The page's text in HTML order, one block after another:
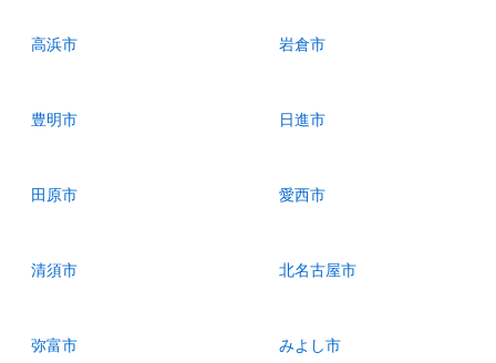
高浜市 岩倉市
豊明市 日進市
田原市 愛西市
清須市 北名古屋市
弥富市 みよし市